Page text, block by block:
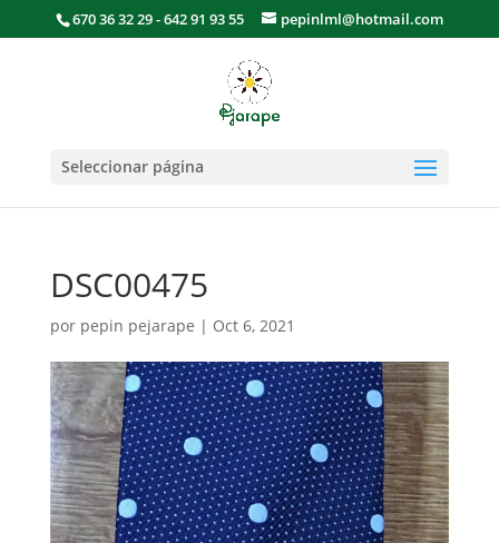
670 36 32 29 - 642 91 93 55 pepinlml@hotmail.com
Seleccionar página
DSC00475
por pepin pejarape | Oct 6, 2021